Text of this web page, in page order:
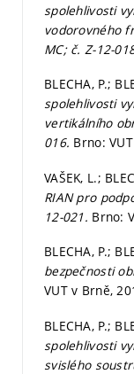
spolehlivosti
vodorovného
MC; č. Z-12-
BLECHA, P.;
spolehlivosti
vertikálního
016. Brno:
VAŠEK, L.;
RIAN pro
12-021. Brno:
BLECHA, P.;
bezpečnosti
VUT v Brně,
BLECHA, P.;
spolehlivosti
svislého